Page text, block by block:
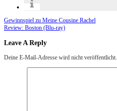
Gewinnspiel zu Meine Cousine Rachel
Review: Boston (Blu-ray)
Leave A Reply
Deine E-Mail-Adresse wird nicht veröffentlicht.